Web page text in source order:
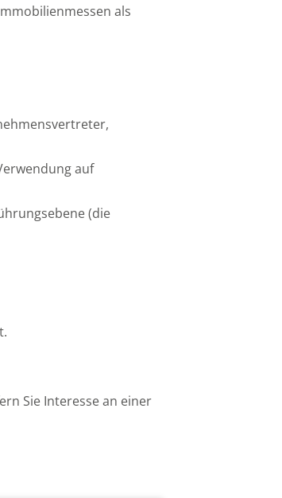
als
auf
(die
Sie Interesse an einer